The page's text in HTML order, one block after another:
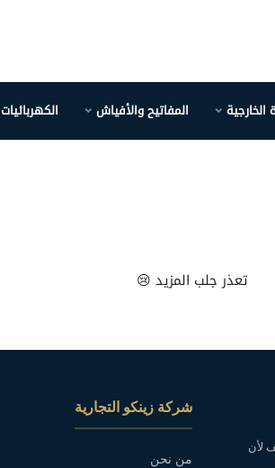
الخارجية المفاتيح والأفياش الكهربائيات
تعذر جلب المزيد 😢
لأن
شركة زينكو التجارية
من نحن